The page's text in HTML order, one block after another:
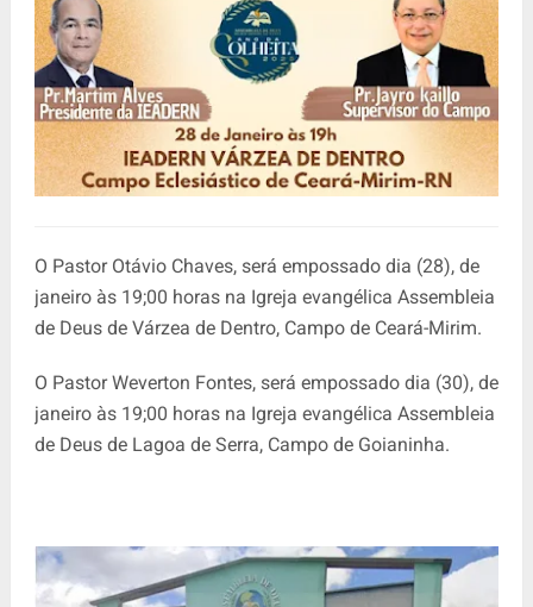
O Pastor Otávio Chaves, será empossado dia (28), de
janeiro às 19;00 horas na Igreja evangélica Assembleia
de Deus de Várzea de Dentro, Campo de Ceará-Mirim.
O Pastor Weverton Fontes, será empossado dia (30), de
janeiro às 19;00 horas na Igreja evangélica Assembleia
de Deus de Lagoa de Serra, Campo de Goianinha.